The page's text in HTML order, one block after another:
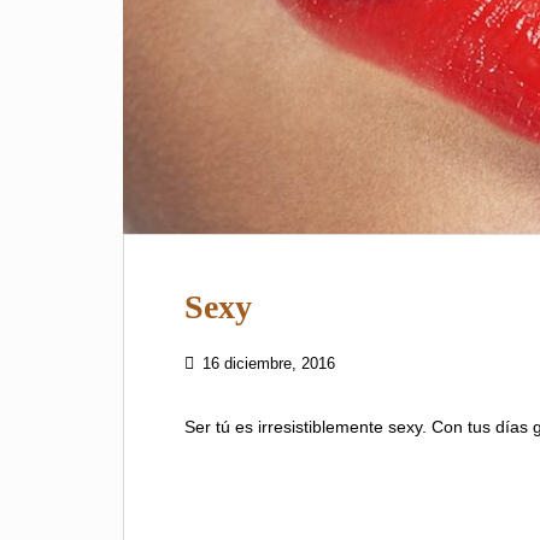
Sexy
16 diciembre, 2016
Ser tú es irresistiblemente sexy. Con tus días